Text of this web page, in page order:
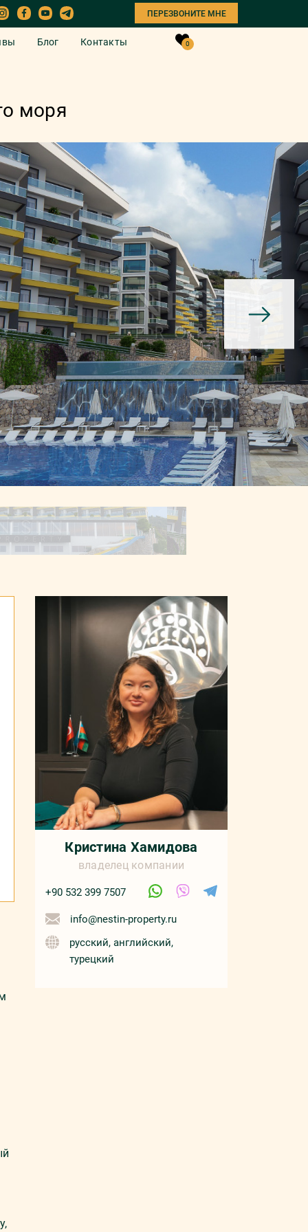
ПЕРЕЗВОНИТЕ МНЕ
Блог Контакты 0
моря
Кристина Хамидова
владелец компании
+90 532 399 7507
info@nestin-property.ru
русский, английский,
турецкий